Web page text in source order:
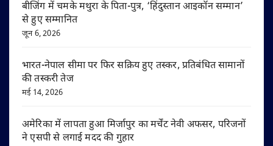
बीजिंग में चमके मथुरा के पिता-पुत्र, ‘हिंदुस्तान आइकॉन सम्मान’
से हुए सम्मानित
जून 6, 2026
भारत-नेपाल सीमा पर फिर सक्रिय हुए तस्कर, प्रतिबंधित सामानों
की तस्करी तेज
मई 14, 2026
अमेरिका में लापता हुआ मिर्जापुर का मर्चेंट नेवी अफसर, परिजनों
ने एसपी से लगाई मदद की गुहार